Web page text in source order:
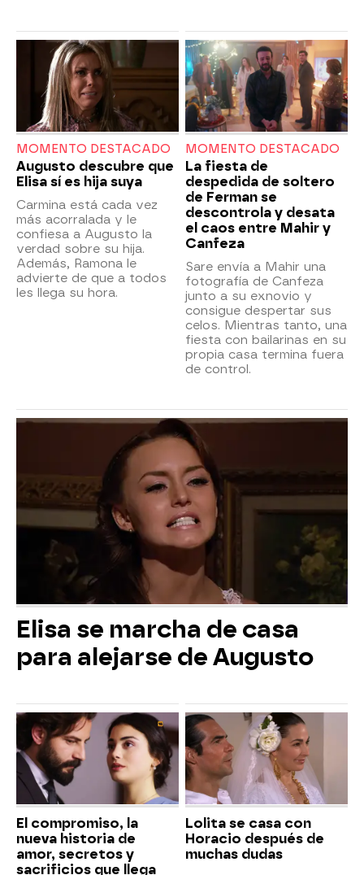
MOMENTO DESTACADO
Augusto descubre que
Elisa sí es hija suya
Carmina está cada vez
más acorralada y le
confiesa a Augusto la
verdad sobre su hija.
Además, Ramona le
advierte de que a todos
les llega su hora.
MOMENTO DESTACADO
La fiesta de
despedida de soltero
de Ferman se
descontrola y desata
el caos entre Mahir y
Canfeza
Sare envía a Mahir una
fotografía de Canfeza
junto a su exnovio y
consigue despertar sus
celos. Mientras tanto, una
fiesta con bailarinas en su
propia casa termina fuera
de control.
Elisa se marcha de casa
para alejarse de Augusto
El compromiso, la
nueva historia de
amor, secretos y
sacrificios que llega
Lolita se casa con
Horacio después de
muchas dudas